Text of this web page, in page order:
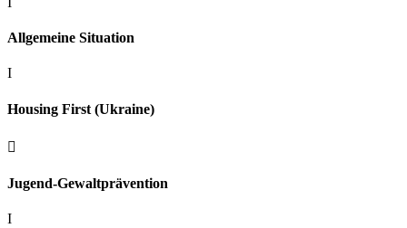
Allgemeine Situation
I
Housing First (Ukraine)

Jugend-Gewaltprävention
I